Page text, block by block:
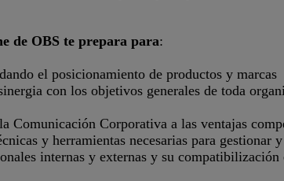
de OBS te prepara para:
el posicionamiento de productos y marcas
con los objetivos generales de toda
Comunicación Corporativa a las ventajas
y herramientas necesarias para gestionar
internas y externas y su